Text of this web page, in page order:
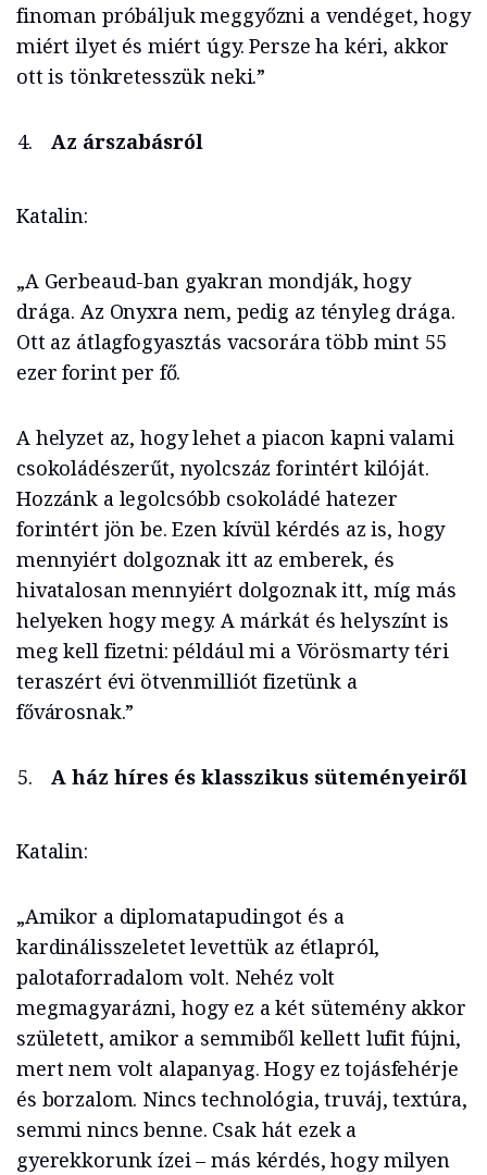
finoman próbáljuk meggyőzni a vendéget, hogy
miért ilyet és miért úgy. Persze ha kéri, akkor
ott is tönkretesszük neki.”
Az árszabásról
Katalin:
„A Gerbeaud-ban gyakran mondják, hogy
drága. Az Onyxra nem, pedig az tényleg drága.
Ott az átlagfogyasztás vacsorára több mint 55
ezer forint per fő.
A helyzet az, hogy lehet a piacon kapni valami
csokoládészerűt, nyolcszáz forintért kilóját.
Hozzánk a legolcsóbb csokoládé hatezer
forintért jön be. Ezen kívül kérdés az is, hogy
mennyiért dolgoznak itt az emberek, és
hivatalosan mennyiért dolgoznak itt, míg más
helyeken hogy megy. A márkát és helyszínt is
meg kell fizetni: például mi a Vörösmarty téri
teraszért évi ötvenmilliót fizetünk a
fővárosnak.”
A ház híres és klasszikus süteményeiről
Katalin:
„Amikor a diplomatapudingot és a
kardinálisszeletet levettük az étlapról,
palotaforradalom volt. Nehéz volt
megmagyarázni, hogy ez a két sütemény akkor
született, amikor a semmiből kellett lufit fújni,
mert nem volt alapanyag. Hogy ez tojásfehérje
és borzalom. Nincs technológia, truváj, textúra,
semmi nincs benne. Csak hát ezek a
gyerekkorunk ízei – más kérdés, hogy milyen